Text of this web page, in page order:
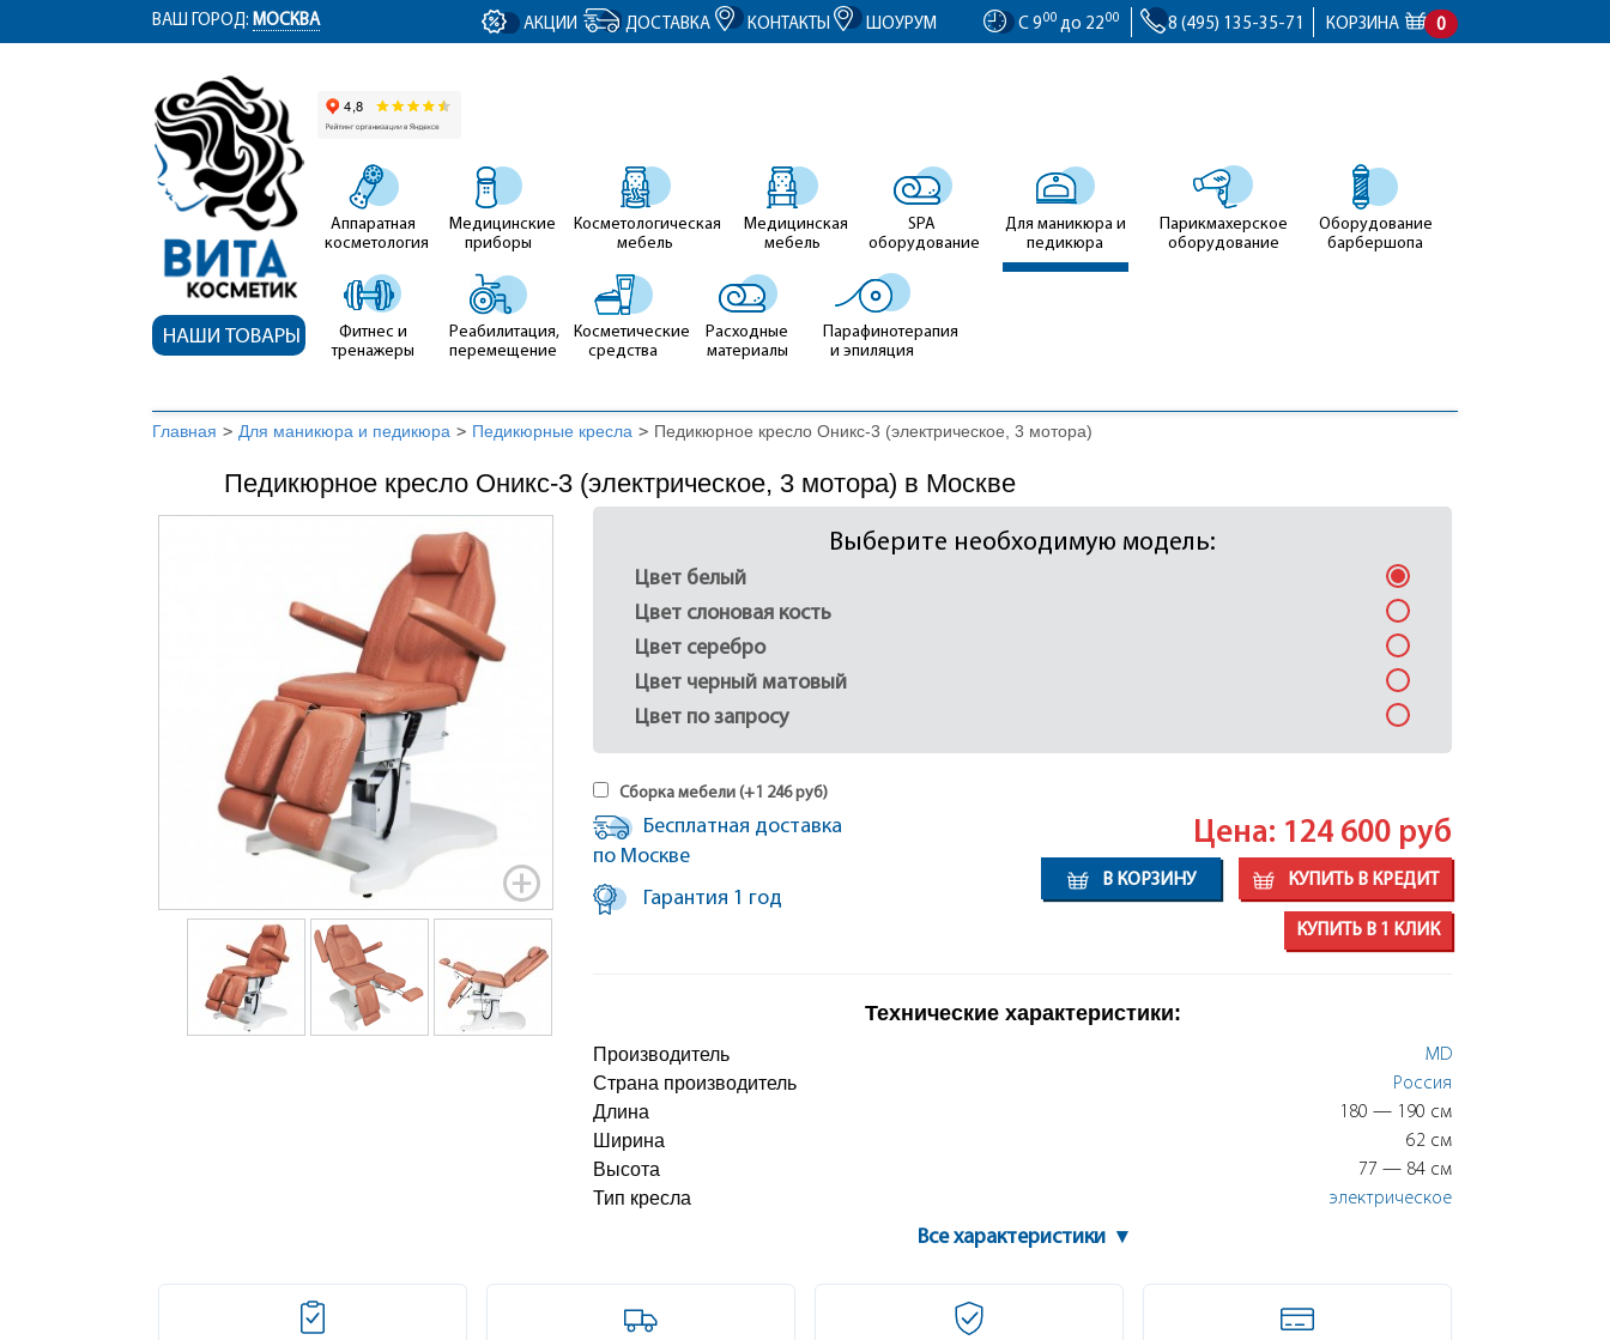
ym(12767704, 'getClientID', function(clientID) { document.getElementById('clientID').value = clientID; });
ВАШ ГОРОД: МОСКВА АКЦИИ ДОСТАВКА КОНТАКТЫ ШОУРУМ С 900 до 2200 8 (495) 135-35-71 КОРЗИНА 0
НАШИ ТОВАРЫ
Аппаратная
косметология
Медицинские
приборы
Косметологическая
мебель
Медицинская
мебель
SPA
оборудование
Для маникюра и
педикюра
Парикмахерское
оборудование
Оборудование
барбершопа
Фитнес и
тренажеры
Реабилитация,
перемещение
Косметические
средства
Расходные
материалы
Парафинотерапия
и эпиляция
Главная > Для маникюра и педикюра > Педикюрные кресла > Педикюрное кресло Оникс-3 (электрическое, 3 мотора)
Педикюрное кресло Оникс-3 (электрическое, 3 мотора) в Москве
Выберите необходимую модель:
Цвет белый
Цвет слоновая кость
Цвет серебро
Цвет черный матовый
Цвет по запросу
Сборка мебели (+1 246руб)
Бесплатная доставка
по Москве
Гарантия 1 год
Цена: 124 600 руб
В КОРЗИНУ КУПИТЬ В КРЕДИТ
КУПИТЬ В 1 КЛИК
Технические характеристики:
Производитель MD
Страна производитель Россия
Длина 180 — 190 см
Ширина 62 см
Высота 77 — 84 см
Тип кресла электрическое
Все характеристики ▾